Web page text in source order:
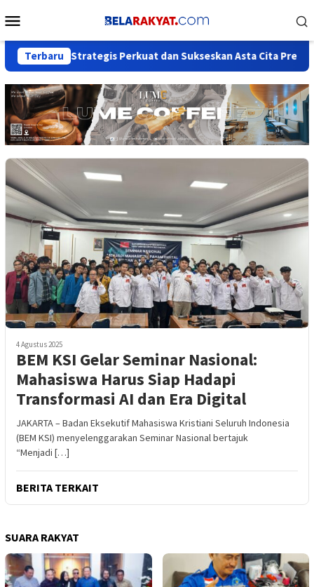
ke
Mobile
Terbaru
Strategis Perkuat dan Sukseskan Asta Cita Presiden
4 Agustus 2025
BEM KSI Gelar Seminar Nasional:
Mahasiswa Harus Siap Hadapi
Transformasi AI dan Era Digital
JAKARTA – Badan Eksekutif Mahasiswa Kristiani Seluruh Indonesia
(BEM KSI) menyelenggarakan Seminar Nasional bertajuk
“Menjadi […]
BERITA TERKAIT
SUARA RAKYAT